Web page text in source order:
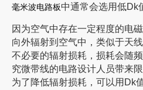
毫米波电路板中通常会选用低Dk
因为空气中存在一定程度的电
向外辐射到空气中，类似于天
不必要的辐射损耗，损耗会随
究微带线的电路设计人员带来
为了降低辐射损耗，可以用Dk